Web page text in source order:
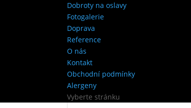
Dobroty na oslavy
Fotogalerie
Doprava
Reference
O nás
Kontakt
Obchodní podmínky
Alergeny
Vyberte stránku